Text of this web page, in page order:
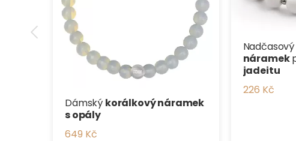
Dámský korálkový náramek
s opály
649 Kč
Nadčasový
náramek
jadeitu
226 Kč